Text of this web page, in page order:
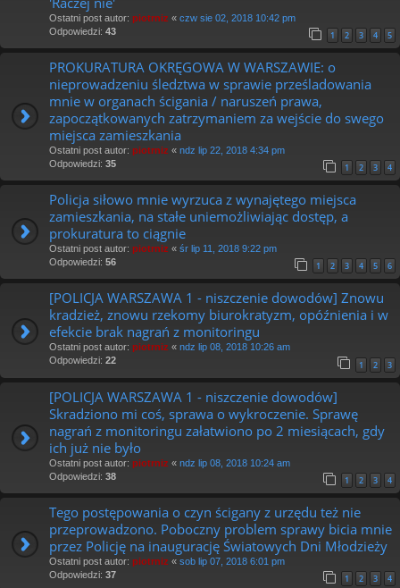
Ostatni post autor: piotrniz « czw sie 02, 2018 10:42 pm
Odpowiedzi: 43 1 2 3 4 5
PROKURATURA OKRĘGOWA W WARSZAWIE: o
nieprowadzeniu śledztwa w sprawie prześladowania
mnie w organach ścigania / naruszeń prawa,
zapoczątkowanych zatrzymaniem za wejście do swego
miejsca zamieszkania
Ostatni post autor: piotrniz « ndz lip 22, 2018 4:34 pm
Odpowiedzi: 35 1 2 3 4
Policja siłowo mnie wyrzuca z wynajętego miejsca
zamieszkania, na stałe uniemożliwiając dostęp, a
prokuratura to ciągnie
Ostatni post autor: piotrniz « śr lip 11, 2018 9:22 pm
Odpowiedzi: 56 1 2 3 4 5 6
[POLICJA WARSZAWA 1 - niszczenie dowodów] Znowu
kradzież, znowu rzekomy biurokratyzm, opóźnienia i w
efekcie brak nagrań z monitoringu
Ostatni post autor: piotrniz « ndz lip 08, 2018 10:26 am
Odpowiedzi: 22 1 2 3
[POLICJA WARSZAWA 1 - niszczenie dowodów]
Skradziono mi coś, sprawa o wykroczenie. Sprawę
nagrań z monitoringu załatwiono po 2 miesiącach, gdy
ich już nie było
Ostatni post autor: piotrniz « ndz lip 08, 2018 10:24 am
Odpowiedzi: 38 1 2 3 4
Tego postępowania o czyn ścigany z urzędu też nie
przeprowadzono. Poboczny problem sprawy bicia mnie
przez Policję na inaugurację Światowych Dni Młodzieży
Ostatni post autor: piotrniz « sob lip 07, 2018 6:01 pm
Odpowiedzi: 37 1 2 3 4